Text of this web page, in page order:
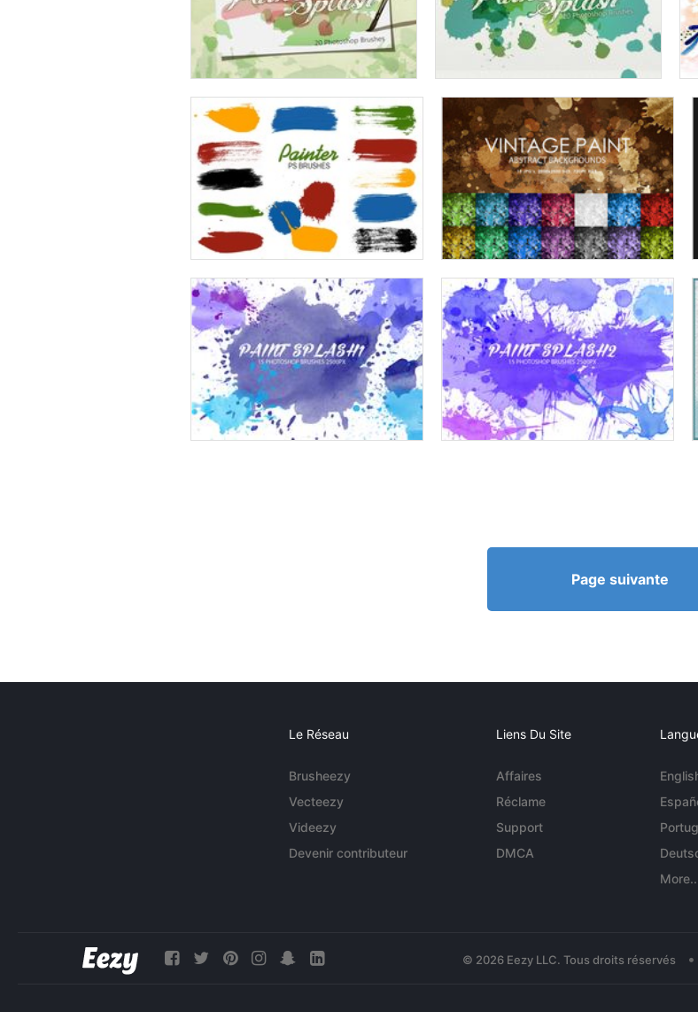
Page suivante
Le Réseau
Brusheezy
Vecteezy
Videezy
Devenir contributeur
Liens Du Site
Affaires
Réclame
Support
DMCA
© 2026 Eezy LLC. Tous droits réservés •